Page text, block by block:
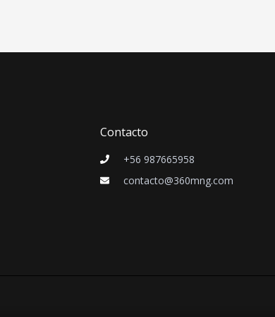
Contacto
+56 987665958
contacto@360mng.com